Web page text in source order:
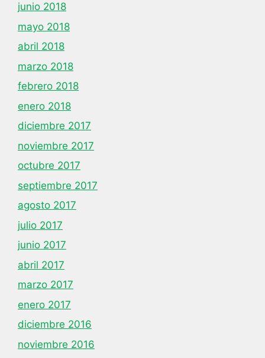
junio 2018
mayo 2018
abril 2018
marzo 2018
febrero 2018
enero 2018
diciembre 2017
noviembre 2017
octubre 2017
septiembre 2017
agosto 2017
julio 2017
junio 2017
abril 2017
marzo 2017
enero 2017
diciembre 2016
noviembre 2016